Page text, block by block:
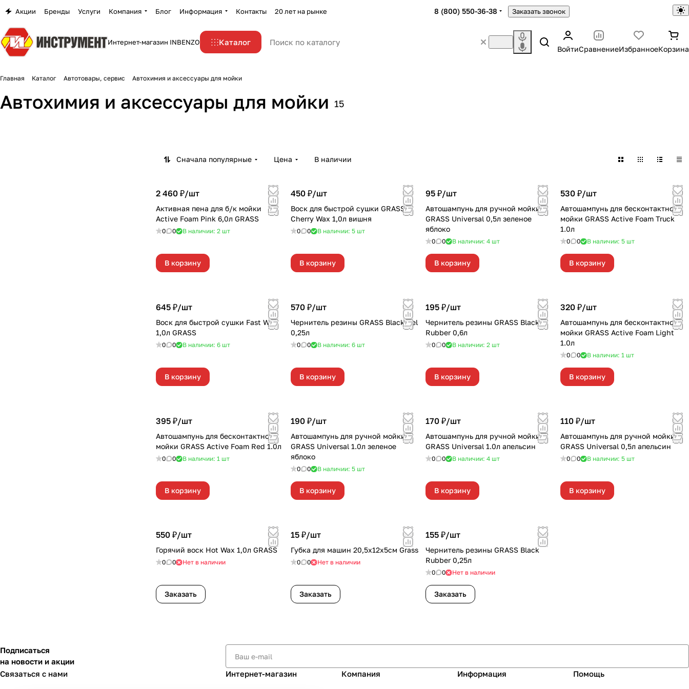
Акции Бренды Услуги Компания Блог Информация Контакты 20 лет на рынке 8 (800) 550-36-38 Заказать звонок
Интернет-магазин INBENZO Каталог
ВойтиСравнениеИзбранноеКорзина
Главная Каталог Автотовары, сервис Автохимия и аксессуары для мойки
Автохимия и аксессуары для мойки 15
Воски
мойки
Чернители резины
Сначала популярные Цена В наличии
2 460 ₽/шт
Активная пена для б/к мойки
Active Foam Pink 6,0л GRASS
0 0 В наличии: 2 шт
В корзину
450 ₽/шт
Воск для быстрой сушки GRASS
Cherry Wax 1,0л вишня
0 0 В наличии: 5 шт
В корзину
95 ₽/шт
Автошампунь для ручной мойки
GRASS Universal 0,5л зеленое
яблоко
0 0 В наличии: 4 шт
В корзину
530 ₽/шт
Автошампунь для бесконтактной
мойки GRASS Active Foam Truck
1.0л
0 0 В наличии: 5 шт
В корзину
645 ₽/шт
Воск для быстрой сушки Fast Wax
1,0л GRASS
0 0 В наличии: 6 шт
В корзину
570 ₽/шт
Чернитель резины GRASS Black Gel
0,25л
0 0 В наличии: 6 шт
В корзину
195 ₽/шт
Чернитель резины GRASS Black
Rubber 0,6л
0 0 В наличии: 2 шт
В корзину
320 ₽/шт
Автошампунь для бесконтактной
мойки GRASS Active Foam Light
1.0л
0 0 В наличии: 1 шт
В корзину
395 ₽/шт
Автошампунь для бесконтактной
мойки GRASS Active Foam Red 1.0л
0 0 В наличии: 1 шт
В корзину
190 ₽/шт
Автошампунь для ручной мойки
GRASS Universal 1.0л зеленое
яблоко
0 0 В наличии: 5 шт
В корзину
170 ₽/шт
Автошампунь для ручной мойки
GRASS Universal 1.0л апельсин
0 0 В наличии: 4 шт
В корзину
110 ₽/шт
Автошампунь для ручной мойки
GRASS Universal 0,5л апельсин
0 0 В наличии: 5 шт
В корзину
550 ₽/шт
Горячий воск Hot Wax 1,0л GRASS
0 0 Нет в наличии
Заказать
15 ₽/шт
Губка для машин 20,5х12х5см Grass
0 0 Нет в наличии
Заказать
155 ₽/шт
Чернитель резины GRASS Black
Rubber 0,25л
0 0 Нет в наличии
Заказать
Подписаться
на новости и акции
Связаться с нами
Интернет-магазин Компания Информация Помощь